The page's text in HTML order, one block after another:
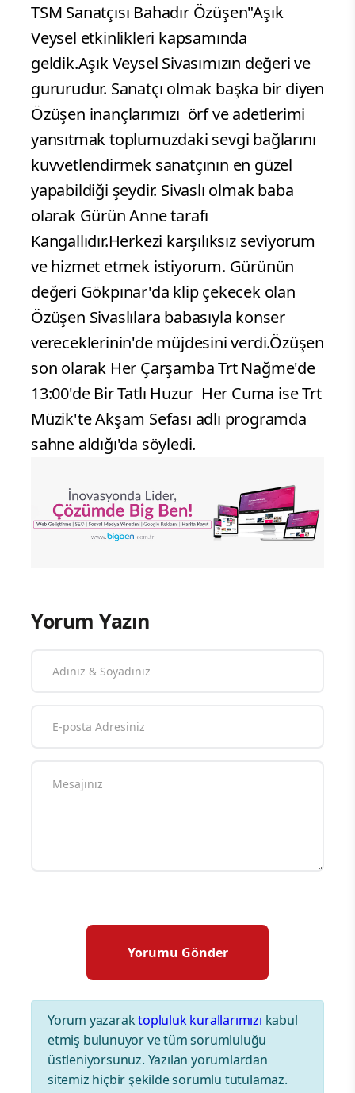
TSM Sanatçısı Bahadır Özüşen"Aşık
Veysel etkinlikleri kapsamında
geldik.Aşık Veysel Sivasımızın değeri ve
gururudur. Sanatçı olmak başka bir diyen
Özüşen inançlarımızı örf ve adetlerimi
yansıtmak toplumuzdaki sevgi bağlarını
kuvvetlendirmek sanatçının en güzel
yapabildiği şeydir. Sivaslı olmak baba
olarak Gürün Anne tarafı
Kangallıdır.Herkezi karşılıksız seviyorum
ve hizmet etmek istiyorum. Gürünün
değeri Gökpınar'da klip çekecek olan
Özüşen Sivaslılara babasıyla konser
vereceklerinin'de müjdesini verdi.Özüşen
son olarak Her Çarşamba Trt Nağme'de
13:00'de Bir Tatlı Huzur Her Cuma ise Trt
Müzik'te Akşam Sefası adlı programda
sahne aldığı'da söyledi.
Yorum Yazın
Yorum yazaraktopluluk kurallarımızı kabul
etmiş bulunuyor ve tüm sorumluluğu
üstleniyorsunuz. Yazılan yorumlardan
sitemiz hiçbir şekilde sorumlu tutulamaz.